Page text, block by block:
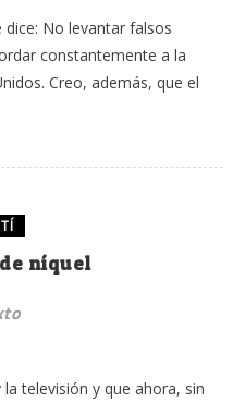
No levantar falsos
constantemente a la
Creo, además, que el
níquel
televisión y que ahora, sin